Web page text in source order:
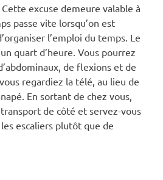
Cette excuse demeure valable à
passe vite lorsqu’on est
l’emploi du temps. Le
quart d’heure. Vous pourrez
de flexions et de
regardiez la télé, au lieu de
En sortant de chez vous,
de côté et servez-vous
escaliers plutôt que de